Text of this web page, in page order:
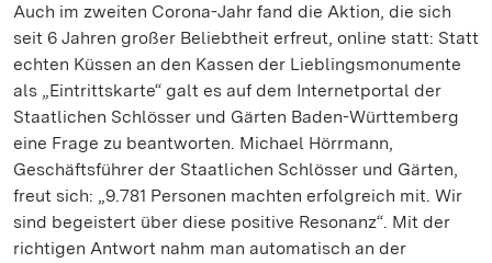
Auch im zweiten Corona-Jahr fand die Aktion, die sich
seit 6 Jahren großer Beliebtheit erfreut, online statt: Statt
echten Küssen an den Kassen der Lieblingsmonumente
als „Eintrittskarte“ galt es auf dem Internetportal der
Staatlichen Schlösser und Gärten Baden-Württemberg
eine Frage zu beantworten. Michael Hörrmann,
Geschäftsführer der Staatlichen Schlösser und Gärten,
freut sich: „9.781 Personen machten erfolgreich mit. Wir
sind begeistert über diese positive Resonanz“. Mit der
richtigen Antwort nahm man automatisch an der